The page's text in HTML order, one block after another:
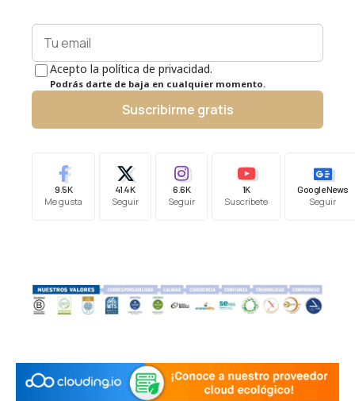
Acepto la política de privacidad.
Podrás darte de baja en cualquier momento.
Suscribirme gratis
9.5K
Me gusta
41.4K
Seguir
6.6K
Seguir
1K
Suscríbete
Google News
Seguir